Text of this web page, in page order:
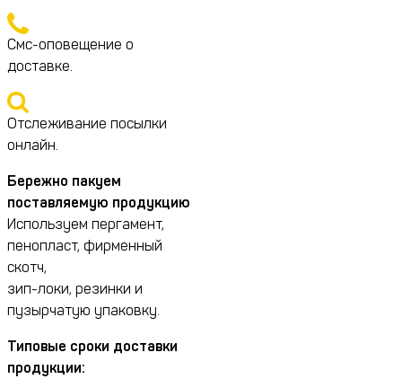
Смс-оповещение о
доставке.
Отслеживание посылки
онлайн.
Бережно пакуем
поставляемую продукцию
Используем пергамент,
пенопласт, фирменный
скотч,
зип-локи, резинки и
пузырчатую упаковку.
Типовые сроки доставки
продукции: